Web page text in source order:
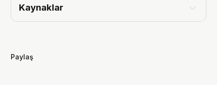
Kaynaklar
Variety – Sundance Winners: ‘A Thousand and
Paylaş